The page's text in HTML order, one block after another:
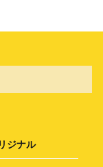
ジナル